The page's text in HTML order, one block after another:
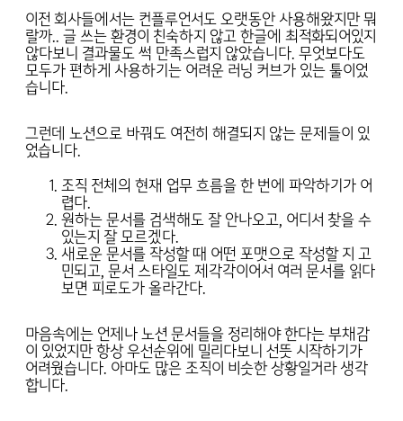
이전 회사들에서는 컨플루언서도 오랫동안 사용해왔지만 뭐
랄까.. 글 쓰는 환경이 친숙하지 않고 한글에 최적화되어있지
않다보니 결과물도 썩 만족스럽지 않았습니다. 무엇보다도
모두가 편하게 사용하기는 어려운 러닝 커브가 있는 툴이었
습니다.
그런데 노션으로 바꿔도 여전히 해결되지 않는 문제들이 있
었습니다.
조직 전체의 현재 업무 흐름을 한 번에 파악하기가 어
렵다.
원하는 문서를 검색해도 잘 안나오고, 어디서 찾을 수
있는지 잘 모르겠다.
새로운 문서를 작성할 때 어떤 포맷으로 작성할 지 고
민되고, 문서 스타일도 제각각이어서 여러 문서를 읽다
보면 피로도가 올라간다.
마음속에는 언제나 노션 문서들을 정리해야 한다는 부채감
이 있었지만 항상 우선순위에 밀리다보니 선뜻 시작하기가
어려웠습니다. 아마도 많은 조직이 비슷한 상황일거라 생각
합니다.